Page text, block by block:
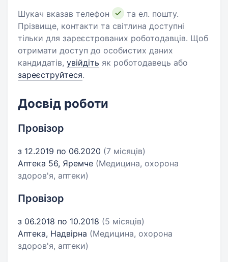
Шукач вказав телефон
та ел. пошту.
Прізвище, контакти та світлина доступні
тільки для зареєстрованих роботодавців. Щоб
отримати доступ до особистих даних
кандидатів, увійдіть як роботодавець або
зареєструйтеся.
Досвід роботи
Провізор
з 12.2019 по 06.2020 (7 місяців)
Аптека 56, Яремче (Медицина, охорона
здоров'я, аптеки)
Провізор
з 06.2018 по 10.2018 (5 місяців)
Аптека, Надвірна (Медицина, охорона
здоров'я, аптеки)